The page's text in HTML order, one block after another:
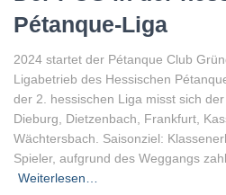
Pétanque-Liga
2024 startet der Pétanque Club
Ligabetrieb des Hessischen
der 2. hessischen Liga misst sich
Dieburg, Dietzenbach, Frankfurt,
Wächtersbach. Saisonziel:
Spieler, aufgrund des Weggangs
Weiterlesen…